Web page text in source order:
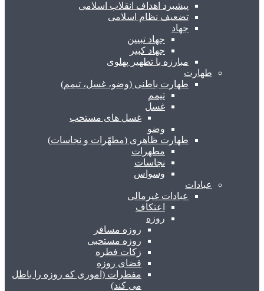
پیشبرد اهداف انقلاب اسلامی
تضعیف نظام اسلامی
جهاد
جهاد تبیین
جهاد کبیر
مبارزه با تطهیر پهلوی
طهارت
طهارت باطنی (وضو، غسل، تیمم)
تیمم
غسل
غسل های مستحب
وضو
طهارت ظاهری (مطهّرات و نجاسات)
مطهرات
نجاسات
وسواس
عبادات
عبادات غیرمالی
اعتکاف
روزه
روزه مسافر
روزه مستحبی
زکات فطره
قضای روزه
مفطرات (اموری که روزه را باطل
می کند)